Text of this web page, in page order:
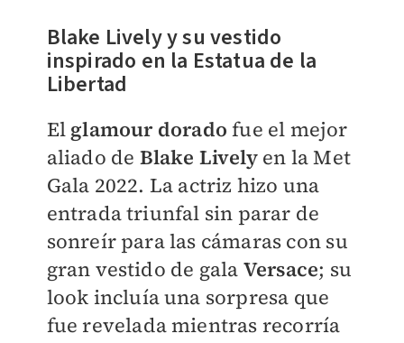
Blake Lively y su vestido
inspirado en la Estatua de la
Libertad
El glamour dorado fue el mejor
aliado de Blake Livelyen la Met
Gala 2022. La actriz hizo una
entrada triunfal sin parar de
sonreír para las cámaras con su
gran vestido de gala Versace; su
look incluía una sorpresa que
fue revelada mientras recorría